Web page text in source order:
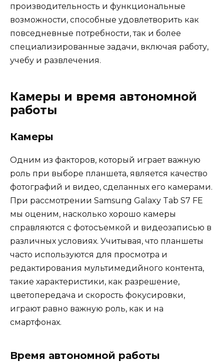
производительность и функциональные
возможности, способные удовлетворить как
повседневные потребности, так и более
специализированные задачи, включая работу,
учебу и развлечения.
Камеры и время автономной
работы
Камеры
Одним из факторов, который играет важную
роль при выборе планшета, является качество
фотографий и видео, сделанных его камерами.
При рассмотрении Samsung Galaxy Tab S7 FE
мы оценим, насколько хорошо камеры
справляются с фотосъемкой и видеозаписью в
различных условиях. Учитывая, что планшеты
часто используются для просмотра и
редактирования мультимедийного контента,
такие характеристики, как разрешение,
цветопередача и скорость фокусировки,
играют равно важную роль, как и на
смартфонах.
Время автономной работы